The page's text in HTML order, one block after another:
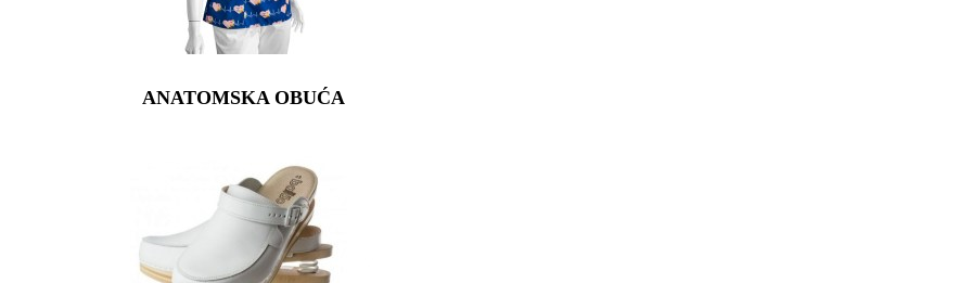
ANATOMSKA OBUĆA